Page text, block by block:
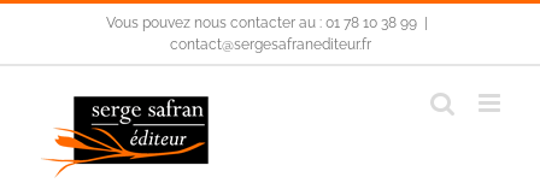
Vous pouvez nous contacter au : 01 78 10 38 99
contact@sergesafranediteur.fr